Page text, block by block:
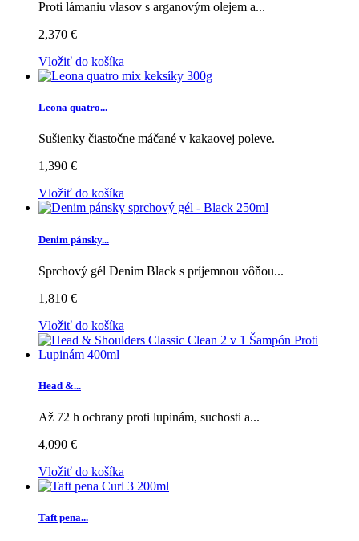
Proti lámaniu vlasov s arganovým olejem a...
2,370 €
Vložiť do košíka
Leona quatro...
Sušienky čiastočne máčané v kakaovej poleve.
1,390 €
Vložiť do košíka
Denim pánsky...
Sprchový gél Denim Black s príjemnou vôňou...
1,810 €
Vložiť do košíka
Head &...
Až 72 h ochrany proti lupinám, suchosti a...
4,090 €
Vložiť do košíka
Taft pena...